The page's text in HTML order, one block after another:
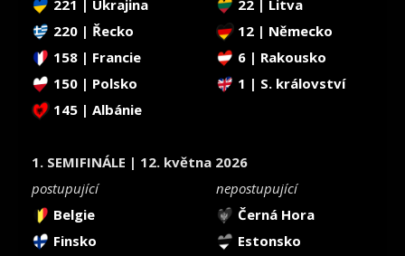
221 | Ukrajina
22 | Litva
220 | Řecko
12 | Německo
158 | Francie
6 | Rakousko
150 | Polsko
1 | S. království
145 | Albánie
1. SEMIFINÁLE | 12. května 2026
postupující
nepostupující
Belgie
Černá Hora
Finsko
Estonsko